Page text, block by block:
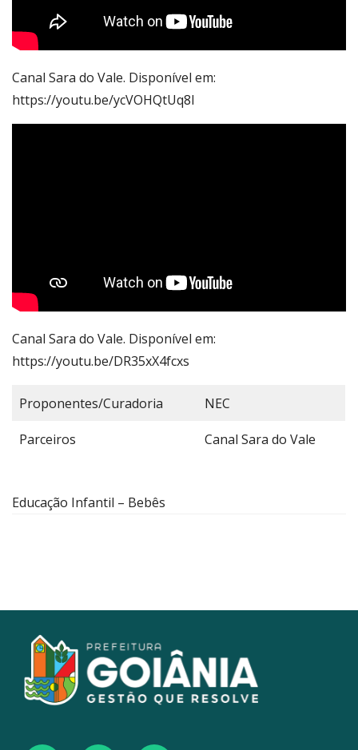
Canal Sara do Vale. Disponível em:
https://youtu.be/ycVOHQtUq8I
Canal Sara do Vale. Disponível em:
https://youtu.be/DR35xX4fcxs
Proponentes/Curadoria NEC
Parceiros Canal Sara do Vale
Educação Infantil – Bebês